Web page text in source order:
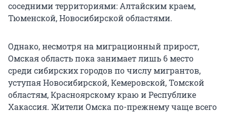
соседними территориями: Алтайским краем,
Тюменской, Новосибирской областями.
Однако, несмотря на миграционный прирост,
Омская область пока занимает лишь 6 место
среди сибирских городов по числу мигрантов,
уступая Новосибирской, Кемеровской, Томской
областям, Красноярскому краю и Республике
Хакассия. Жители Омска по-прежнему чаще всего